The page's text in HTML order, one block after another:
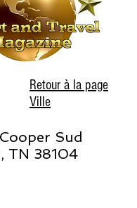
Retour à la page
Ville
Sud
TN 38104